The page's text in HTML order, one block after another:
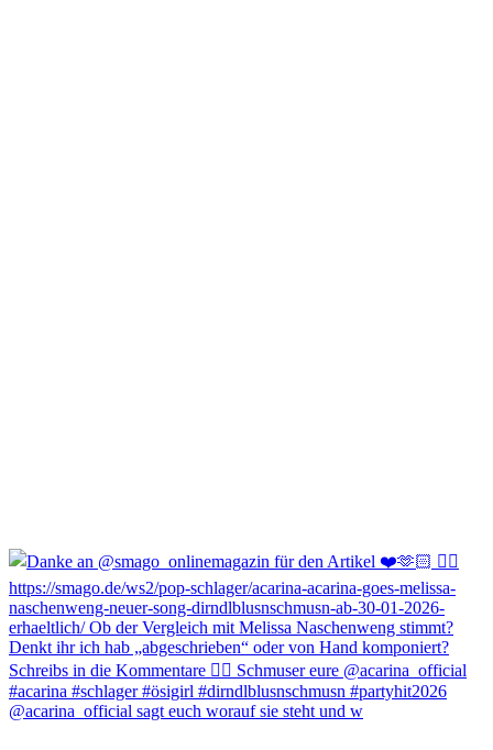
@acarina_official sagt euch worauf sie steht und w